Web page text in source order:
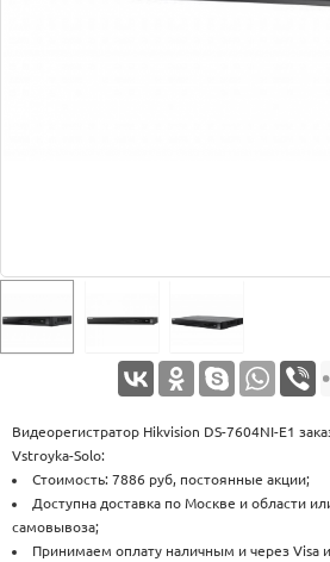
Видеорегистратор Hikvision DS-7604NI-E1
Vstroyka-Solo:
Стоимость: 7886 руб, постоянные акции;
Доступна доставка по Москве и области
самовывоза;
Принимаем оплату наличным и через Visa